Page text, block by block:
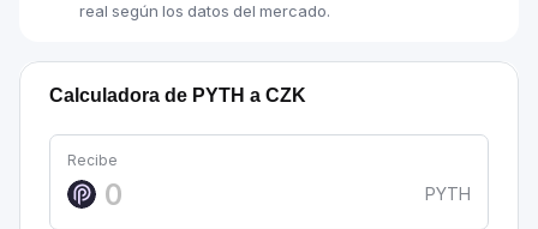
real según los datos del mercado.
Calculadora de PYTH a CZK
Recibe
PYTH